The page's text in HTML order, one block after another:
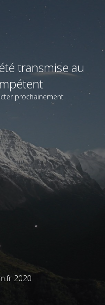
transmise au
prochainement
2020